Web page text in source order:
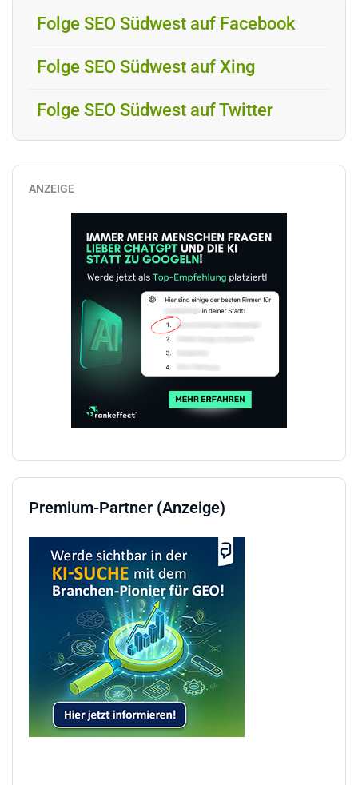
Folge SEO Südwest auf Facebook
Folge SEO Südwest auf Xing
Folge SEO Südwest auf Twitter
ANZEIGE
Premium-Partner (Anzeige)